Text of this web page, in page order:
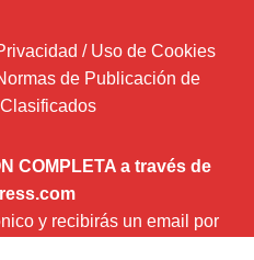
/ Uso de Cookies
de Publicación de
COMPLETA a través de
y recibirás un email por